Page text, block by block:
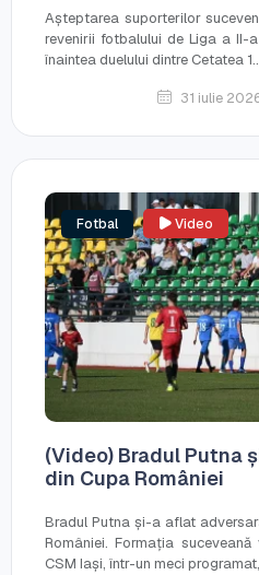
Așteptarea suporterilor
revenirii fotbalului de Liga a II-
înaintea duelului dintre Cetatea
31 iulie
Fotbal Video
(Video) Bradul Putna
din Cupa României
Bradul Putna și-a aflat
României. Formația
CSM Iași, într-un meci